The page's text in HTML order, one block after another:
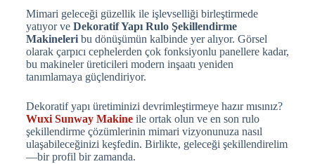
Mimari geleceği güzellik ile işlevselliği birleştirmede
yatıyor ve Dekoratif Yapı Rulo Şekillendirme
Makineleribu dönüşümün kalbinde yer alıyor. Görsel
olarak çarpıcı cephelerden çok fonksiyonlu panellere kadar,
bu makineler üreticileri modern inşaatı yeniden
tanımlamaya güçlendiriyor.
Dekoratif yapı üretiminizi devrimleştirmeye hazır mısınız?
Wuxi Sunway Makineile ortak olun ve en son rulo
şekillendirme çözümlerinin mimari vizyonunuza nasıl
ulaşabileceğinizi keşfedin. Birlikte, geleceği şekillendirelim
—bir profil bir zamanda.